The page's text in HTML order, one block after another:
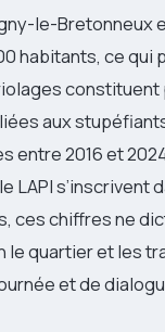
le-Bretonneux
habitants, ce
aux
entre 2016 et
s’inscrivent
ces chiffres ne
le quartier et les
et de